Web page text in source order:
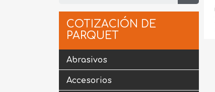
COTIZACIÓN DE
PARQUET
Abrasivos
Accesorios